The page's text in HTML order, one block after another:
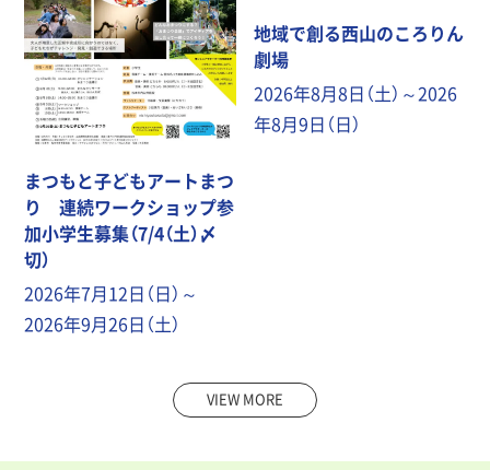
まつもと子どもアートまつ
り 連続ワークショップ参
加小学生募集（7/4（土）〆
切）
2026年7月12日（日）～
2026年9月26日（土）
地域で創る西山のころりん
劇場
2026年8月8日（土）～2026
年8月9日（日）
VIEW MORE